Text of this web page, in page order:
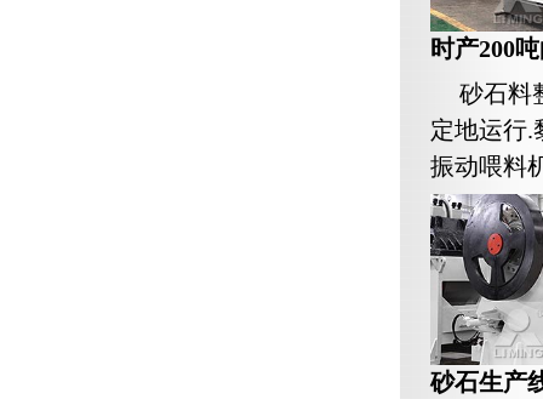
时产200
砂石料
定地运行.
振动喂料
砂石生产